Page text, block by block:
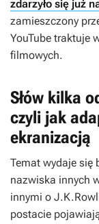
zdarzyło się już
zamieszczony
YouTube traktuje
filmowych.
Słów kilka
czyli jak
ekranizacją
Temat wydaje się
nazwiska innych
innymi o
postacie